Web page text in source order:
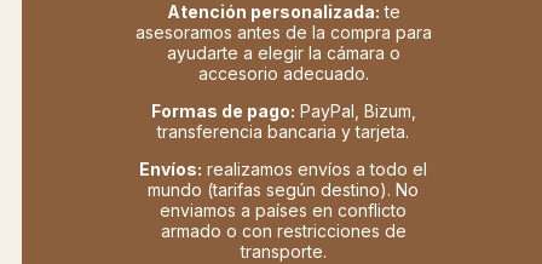
Atención personalizada: te
asesoramos antes de la compra para
ayudarte a elegir la cámara o
accesorio adecuado.
Formas de pago: PayPal, Bizum,
transferencia bancaria y tarjeta.
Envíos: realizamos envíos a todo el
mundo (tarifas según destino). No
enviamos a países en conflicto
armado o con restricciones de
transporte.